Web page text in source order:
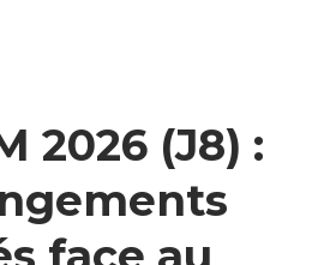
2026 (J8) :